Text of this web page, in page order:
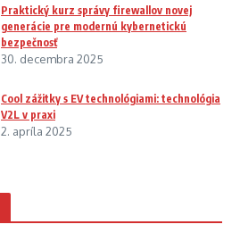
Praktický kurz správy firewallov novej
generácie pre modernú kybernetickú
bezpečnosť
30. decembra 2025
Cool zážitky s EV technológiami: technológia
V2L v praxi
2. apríla 2025